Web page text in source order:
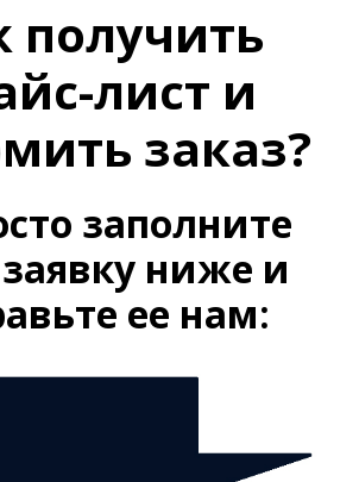
получить
лист и
заказ?
заполните
ниже и
ее нам: